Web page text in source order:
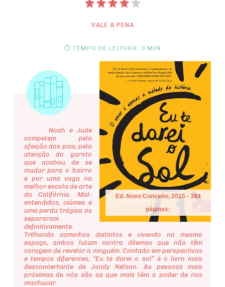
VALE A PENA
⏱ TEMPO DE LEITURA: 3 MIN
Ed. Novo Conceito, 2015 - 384
páginas:
Noah e Jude
competem pela
afeição dos pais, pela
atenção do garoto
que acabou de se
mudar para o bairro
e por uma vaga na
melhor escola de arte
da Califórnia. Mal-
entendidos, ciúmes e
uma perda trágica os
separaram
definitivamente.
Trilhando caminhos distintos e vivendo no mesmo
espaço, ambos lutam contra dilemas que não têm
coragem de revelar a ninguém. Contado em perspectivas
e tempos diferentes, “Eu te darei o sol” é o livro mais
desconcertante de Jandy Nelson. As pessoas mais
próximas de nós são as que mais têm o poder de nos
machucar.